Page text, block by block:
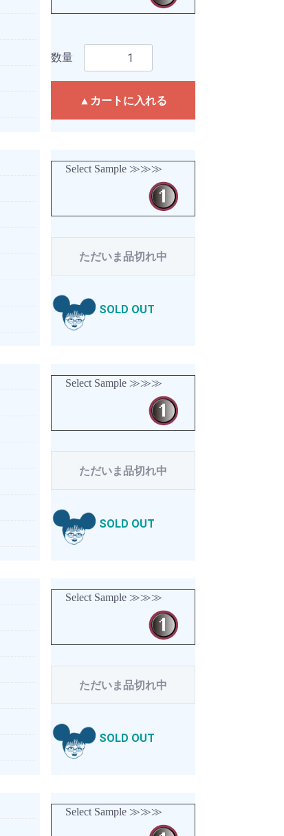
数量
▲カートに入れる
Select Sample ≫≫≫
ただいま品切れ中
SOLD OUT
Select Sample ≫≫≫
ただいま品切れ中
SOLD OUT
Select Sample ≫≫≫
ただいま品切れ中
SOLD OUT
Select Sample ≫≫≫